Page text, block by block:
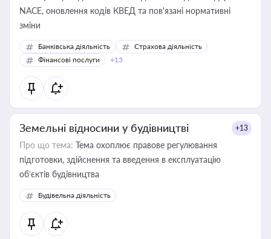
NACE, оновлення кодів КВЕД та пов'язані нормативні
зміни
Банківська діяльність
Страхова діяльність
Фінансові послуги
+13
Земельні відносини у будівництві +13
Про що тема: Тема охоплює правове регулювання
підготовки, здійснення та введення в експлуатацію
об’єктів будівництва
Будівельна діяльність